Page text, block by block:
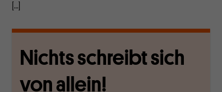
[...]
Nichts schreibt sich
von allein!